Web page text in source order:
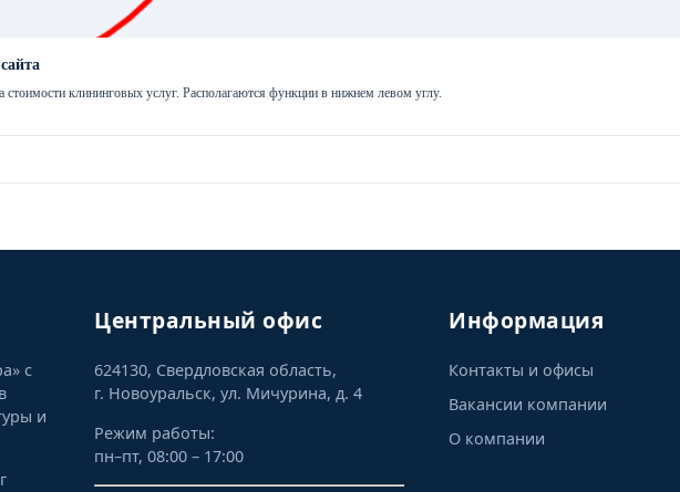
стоимости клининговых услуг. Располагаются функции в нижнем левом углу.
с
и
Центральный офис
624130, Свердловская область,
г. Новоуральск, ул. Мичурина, д. 4
Режим работы:
пн–пт, 08:00 – 17:00
Информация
Контакты и офисы
Вакансии компании
О компании